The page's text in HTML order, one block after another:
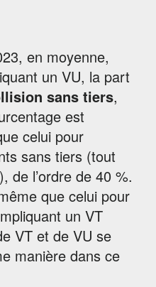
en moyenne,
un VU, la part
sans tiers,
est
celui pour
sans tiers (tout
de l’ordre de 40 %.
que celui pour
un VT
VT et de VU se
manière dans ce